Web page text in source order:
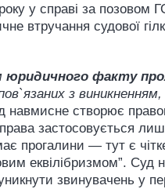
у справі за позовом
втручання судової
юридичного факту
з
навмисне створює
застосовується
прогалини — тут є
еквілібризмом”. Суд
звинувачень у